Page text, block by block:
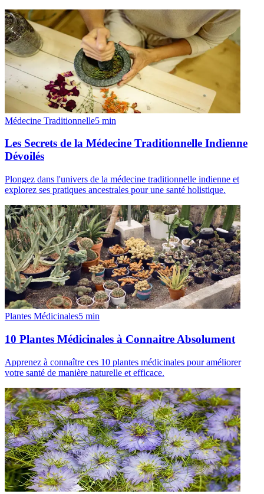
Médecine Traditionnelle5 min
Les Secrets de la Médecine Traditionnelle Indienne
Dévoilés
Plongez dans l'univers de la médecine traditionnelle indienne et
explorez ses pratiques ancestrales pour une santé holistique.
Plantes Médicinales5 min
10 Plantes Médicinales à Connaitre Absolument
Apprenez à connaître ces 10 plantes médicinales pour améliorer
votre santé de manière naturelle et efficace.